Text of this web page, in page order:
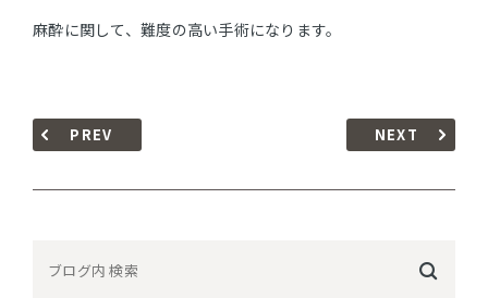
麻酔に関して、難度の高い手術になります。
PREV NEXT